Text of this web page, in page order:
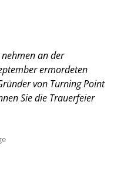
an der
ermordeten
von Turning Point
Sie die Trauerfeier